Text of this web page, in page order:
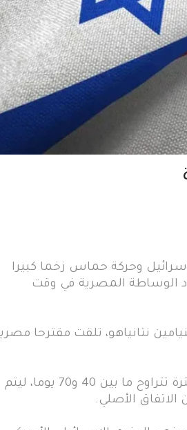
وحركة حماس زخما كبيرا
الوساطة المصرية في وقت
نتانياهو، تلقت مقترحا
يهدف المقترح المصري إلى وقف إطلاق النار في قطاع غزة لفترة تتراوح ما بين 40 و70 يوما، ليتم
الاتفاق الأصلي.